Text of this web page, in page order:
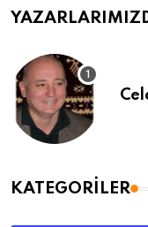
KATEGORILER